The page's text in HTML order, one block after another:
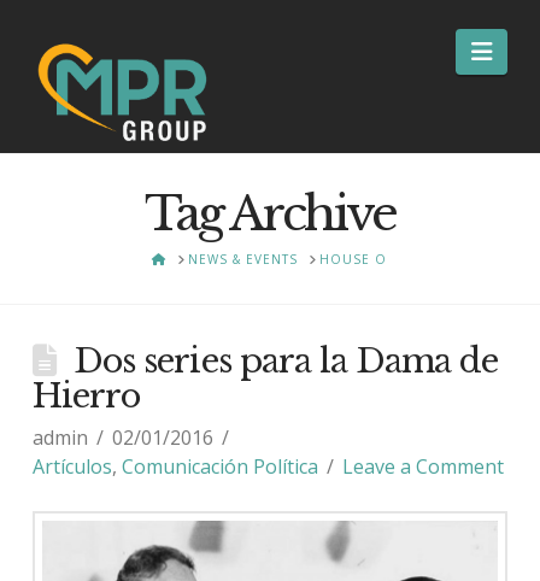
Tag Archive
HOMENEWS & EVENTS HOUSE O
Dos series para la Dama de
Hierro
admin
02/01/2016
Artículos, Comunicación Política Leave a Comment